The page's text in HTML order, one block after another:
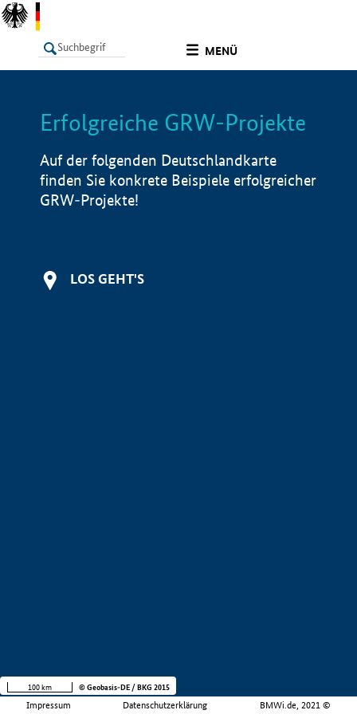
MENÜ
LISTE Info
Erfolgreiche GRW-Projekte
Auf der folgenden Deutschlandkarte
finden Sie konkrete Beispiele erfolgreicher
GRW-Projekte!
LOS GEHT'S
Impressum Datenschutzerklärung BMWi.de, 2021 ©
100 km © Geobasis-DE / BKG 2015